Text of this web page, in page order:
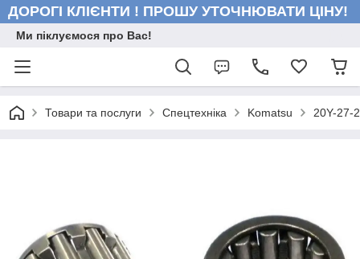
ДОРОГІ КЛІЄНТИ ! ПРОШУ УТОЧНЮВАТИ ЦІНУ!
Ми піклуємося про Вас!
Товари та послуги Спецтехніка Komatsu 20Y-27-